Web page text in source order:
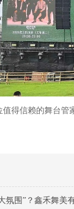
得信赖的舞台
氛围”？鑫禾舞美